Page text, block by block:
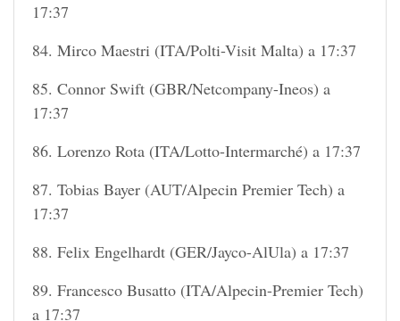
17:37
84. Mirco Maestri (ITA/Polti-Visit Malta) a 17:37
85. Connor Swift (GBR/Netcompany-Ineos) a
17:37
86. Lorenzo Rota (ITA/Lotto-Intermarché) a 17:37
87. Tobias Bayer (AUT/Alpecin Premier Tech) a
17:37
88. Felix Engelhardt (GER/Jayco-AlUla) a 17:37
89. Francesco Busatto (ITA/Alpecin-Premier Tech)
a 17:37